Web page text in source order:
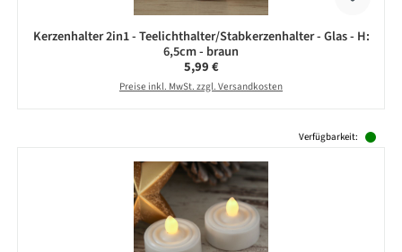
Kerzenhalter 2in1 - Teelichthalter/Stabkerzenhalter - Glas - H:
6,5cm - braun
Regulärer Preis:
5,99 €
Preise inkl. MwSt. zzgl. Versandkosten
Verfügbarkeit: